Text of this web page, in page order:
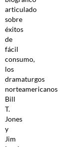
articulado
sobre
éxitos
de
fácil
consumo,
los
dramaturgos
norteamericanos
Bill
T.
Jones
y
Jim